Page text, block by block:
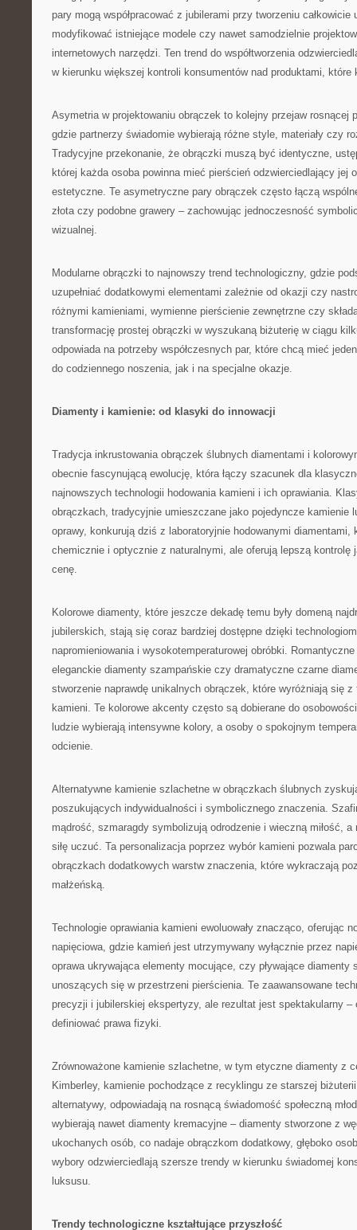
pary mogą współpracować z jubilerami przy tworzeniu całkowicie
modyfikować istniejące modele czy nawet samodzielnie
internetowych narzędzi. Ten trend do współtworzenia
w kierunku większej kontroli konsumentów nad produktami, które
Asymetria w projektowaniu obrączek to kolejny przejaw rosnącej
gdzie partnerzy świadomie wybierają różne style, materiały czy
Tradycyjne przekonanie, że obrączki muszą być identyczne,
której każda osoba powinna mieć pierścień odzwierciedlający jej
estetyczne. Te asymetryczne pary obrączek często łączą
złota czy podobne grawery – zachowując jednoczesność
wizualnej.
Modularne obrączki to najnowszy trend technologiczny, gdzie
uzupełniać dodatkowymi elementami zależnie od okazji czy
różnymi kamieniami, wymienne pierścienie zewnętrzne czy
transformację prostej obrączki w wyszukaną biżuterię w ciągu
odpowiada na potrzeby współczesnych par, które chcą mieć
do codziennego noszenia, jak i na specjalne okazje.
Diamenty i kamienie: od klasyki do innowacji
Tradycja inkrustowania obrączek ślubnych diamentami i
obecnie fascynującą ewolucję, która łączy szacunek dla
najnowszych technologii hodowania kamieni i ich oprawiania.
obrączkach, tradycyjnie umieszczane jako pojedyncze kamienie
oprawy, konkurują dziś z laboratoryjnie hodowanymi diamentami,
chemicznie i optycznie z naturalnymi, ale oferują lepszą kontrolę
cenę.
Kolorowe diamenty, które jeszcze dekadę temu były domeną
jubilerskich, stają się coraz bardziej dostępne dzięki
napromieniowania i wysokotemperaturowej obróbki.
eleganckie diamenty szampańskie czy dramatyczne czarne
stworzenie naprawdę unikalnych obrączek, które wyróżniają się z
kamieni. Te kolorowe akcenty często są dobierane do
ludzie wybierają intensywne kolory, a osoby o spokojnym
odcienie.
Alternatywne kamienie szlachetne w obrączkach ślubnych
poszukujących indywidualności i symbolicznego znaczenia.
mądrość, szmaragdy symbolizują odrodzenie i wieczną miłość,
siłę uczuć. Ta personalizacja poprzez wybór kamieni pozwala
obrączkach dodatkowych warstw znaczenia, które wykraczają
małżeńską.
Technologie oprawiania kamieni ewoluowały znacząco, oferując
napięciowa, gdzie kamień jest utrzymywany wyłącznie przez
oprawa ukrywająca elementy mocujące, czy pływające diamenty
unoszących się w przestrzeni pierścienia. Te zaawansowane
precyzji i jubilerskiej ekspertyzy, ale rezultat jest spektakularny –
definiować prawa fizyki.
Zrównoważone kamienie szlachetne, w tym etyczne diamenty z
Kimberley, kamienie pochodzące z recyklingu ze starszej
alternatywy, odpowiadają na rosnącą świadomość społeczną
wybierają nawet diamenty kremacyjne – diamenty stworzone z
ukochanych osób, co nadaje obrączkom dodatkowy, głęboko
wybory odzwierciedlają szersze trendy w kierunku świadomej
luksusu.
Trendy technologiczne kształtujące przyszłość